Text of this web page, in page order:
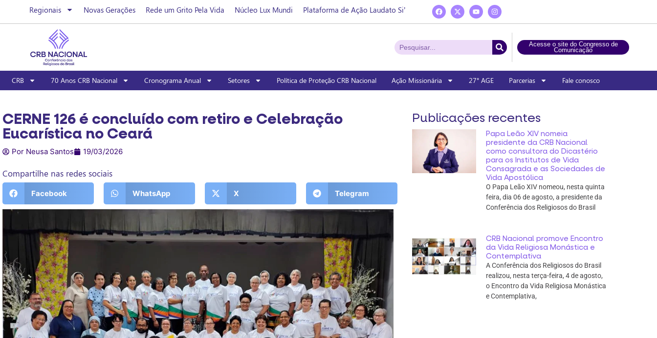
Regionais Novas Gerações Rede um Grito Pela Vida Núcleo Lux Mundi Plataforma de Ação Laudato Si’
Acesse o site do Congresso de
Comunicação
CRB 70 Anos CRB Nacional Cronograma Anual Setores Política de Proteção CRB Nacional Ação Missionária 27° AGE Parcerias Fale conosco
CERNE 126 é concluído com retiro e Celebração
Eucarística no Ceará
Por Neusa Santos 19/03/2026
Compartilhe nas redes sociais
Facebook WhatsApp X Telegram
Publicações recentes
Papa Leão XIV nomeia
presidente da CRB Nacional
como consultora do Dicastério
para os Institutos de Vida
Consagrada e as Sociedades de
Vida Apostólica
O Papa Leão XIV nomeou, nesta quinta
feira, dia 06 de agosto, a presidente da
Conferência dos Religiosos do Brasil
CRB Nacional promove Encontro
da Vida Religiosa Monástica e
Contemplativa
A Conferência dos Religiosos do Brasil
realizou, nesta terça-feira, 4 de agosto,
o Encontro da Vida Religiosa Monástica
e Contemplativa,